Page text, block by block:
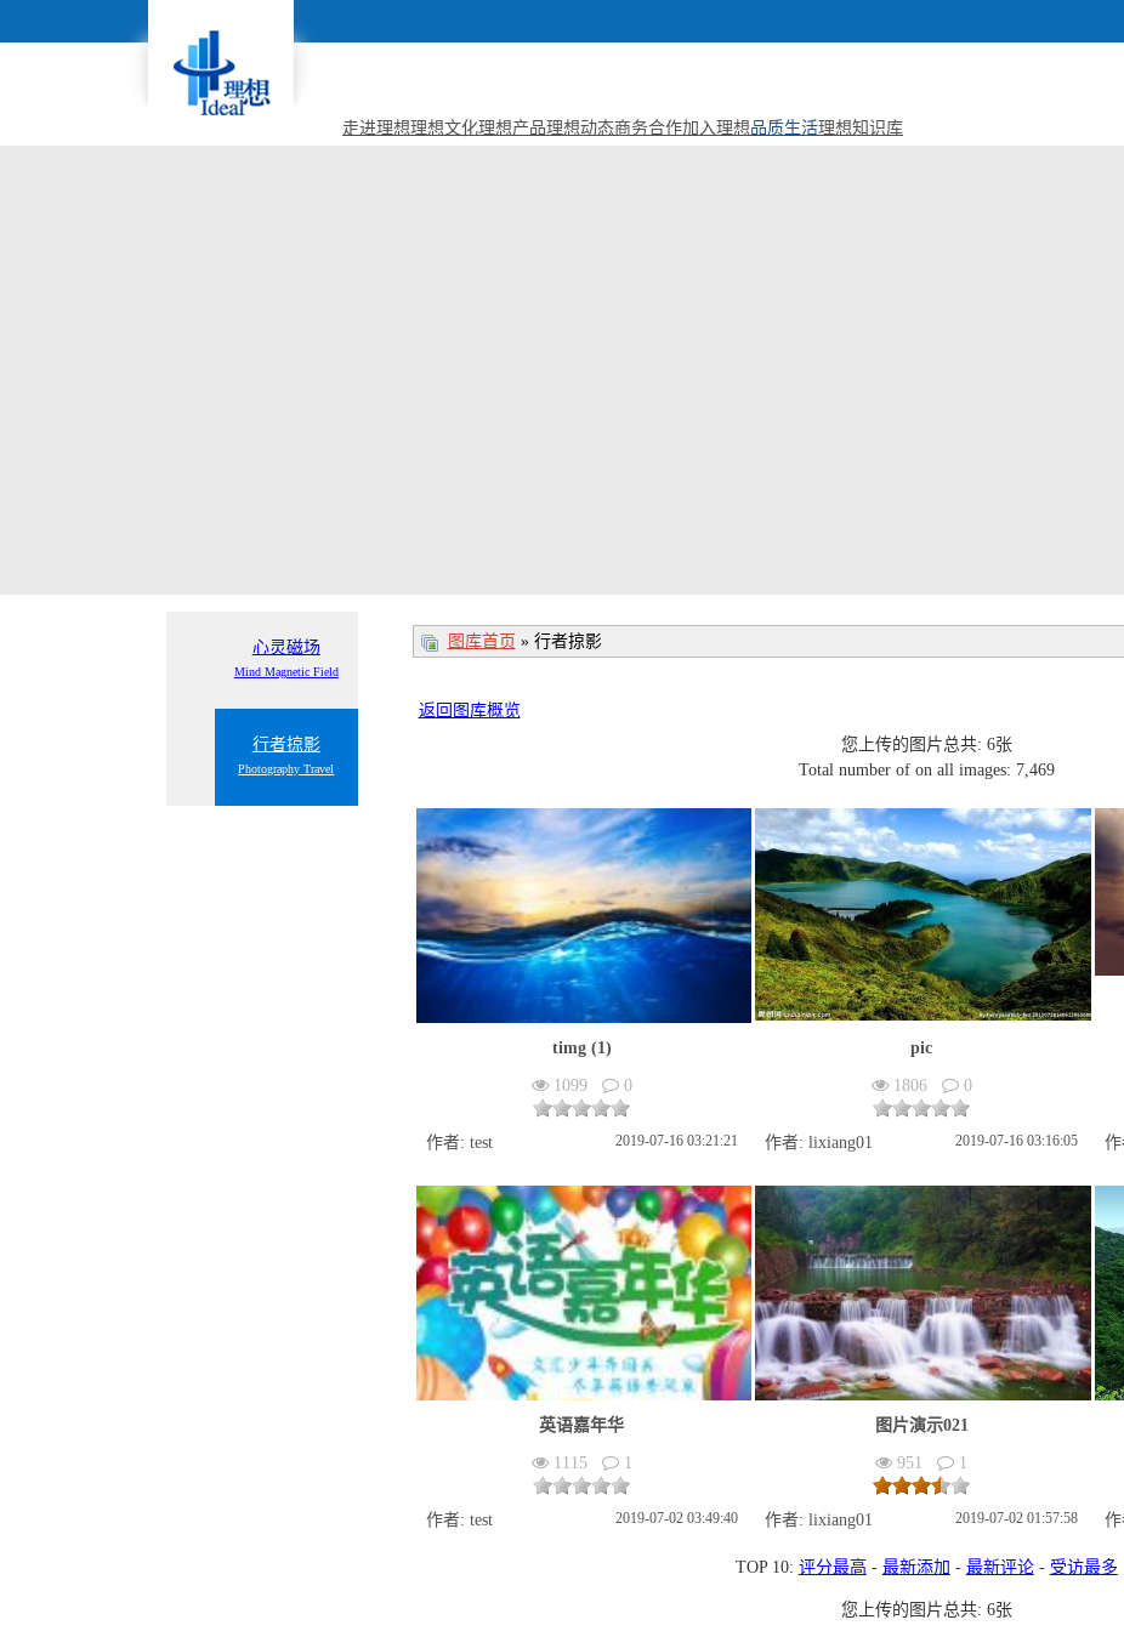
走进理想理想文化理想产品理想动态商务合作加入理想品质生活理想知识库
心灵磁场
Mind Magnetic Field
行者掠影
Photography Travel
图库首页 » 行者掠影
返回图库概览
您上传的图片总共: 6张
Total number of on all images: 7,469
timg (1)
1099 0
作者: test 2019-07-16 03:21:21
pic
1806 0
作者: lixiang01 2019-07-16 03:16:05 作
英语嘉年华
1115 1
作者: test 2019-07-02 03:49:40
图片演示021
951 1
作者: lixiang01 2019-07-02 01:57:58 作
TOP 10: 评分最高 - 最新添加 - 最新评论- 受访最多
您上传的图片总共: 6张